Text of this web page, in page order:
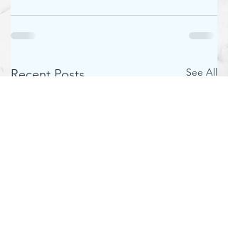
Recent Posts See All